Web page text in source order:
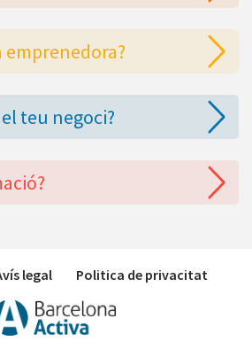
emprenedora?
teu negoci?
legal Politica de privacitat